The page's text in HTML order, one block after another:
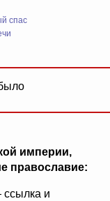
спас
империи,
православие:
ссылка и